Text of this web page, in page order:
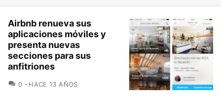
Airbnb renueva sus
aplicaciones móviles y
presenta nuevas
secciones para sus
anfitriones
0 COMENTARIOS
HACE 13 AÑOS